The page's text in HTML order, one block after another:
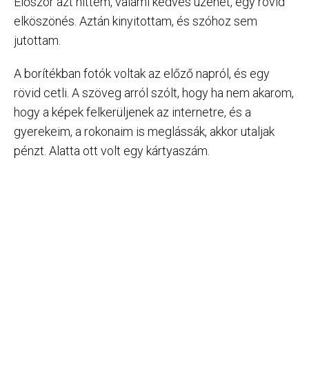
elköszönés. Aztán kinyitottam, és szóhoz sem
jutottam.
A borítékban fotók voltak az előző napról, és egy
rövid cetli. A szöveg arról szólt, hogy ha nem akarom,
hogy a képek felkerüljenek az internetre, és a
gyerekeim, a rokonaim is meglássák, akkor utaljak
pénzt. Alatta ott volt egy kártyaszám.